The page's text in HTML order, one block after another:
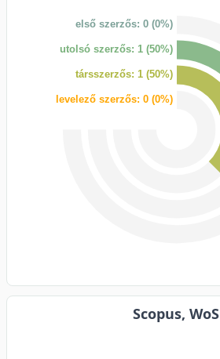
első szerzős: 0 (0%)
utolsó szerzős: 1 (50%)
társszerzős: 1 (50%)
levelező szerzős: 0 (0%)
Scopus, WoS